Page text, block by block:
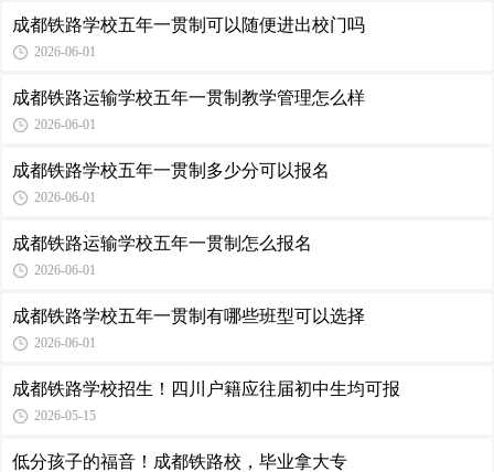
成都铁路学校五年一贯制可以随便进出校门吗
2026-06-01
成都铁路运输学校五年一贯制教学管理怎么样
2026-06-01
成都铁路学校五年一贯制多少分可以报名
2026-06-01
成都铁路运输学校五年一贯制怎么报名
2026-06-01
成都铁路学校五年一贯制有哪些班型可以选择
2026-06-01
成都铁路学校招生！四川户籍应往届初中生均可报
2026-05-15
低分孩子的福音！成都铁路校，毕业拿大专